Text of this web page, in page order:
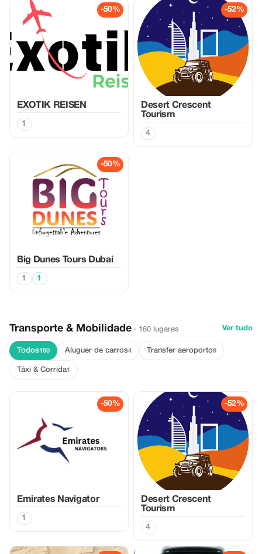
-50%
EXOTIK REISEN
1
-52%
Desert Crescent
Tourism
4
-50%
Big Dunes Tours Dubai
1 1
Transporte & Mobilidade · 160 lugares Ver tudo
Todos160 Aluguer de carros4 Transfer aeroporto9
Táxi & Corrida1
-50%
Emirates Navigator
1
-52%
Desert Crescent
Tourism
4